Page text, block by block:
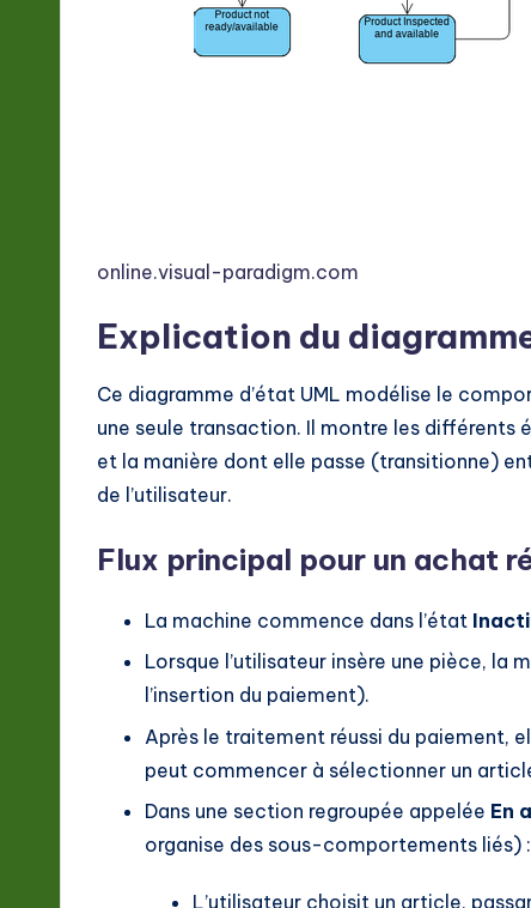
online.visual-paradigm.com
Explication du
Ce diagramme d’état UML modélise le
une seule transaction. Il montre les différents
et la manière dont elle passe (transitionne)
de l’utilisateur.
Flux principal pour un achat
La machine commence dans l’état
Lorsque l’utilisateur insère une pièce, la
l’insertion du paiement).
Après le traitement réussi du paiement,
peut commencer à sélectionner un
Dans une section regroupée appelée En
organise des sous-comportements liés)
L’utilisateur choisit un article,